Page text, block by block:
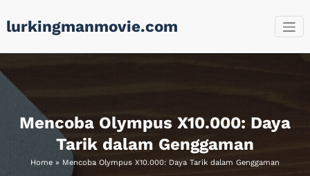
tolurkingmanmovie.com
Mencoba Olympus X10.000: Daya
Tarik dalam Genggaman
Home » Mencoba Olympus X10.000: Daya Tarik dalam Genggaman